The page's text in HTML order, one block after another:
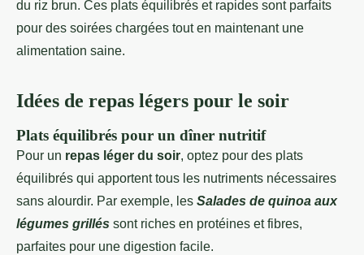
du riz brun. Ces plats équilibrés et rapides sont parfaits
pour des soirées chargées tout en maintenant une
alimentation saine.
Idées de repas légers pour le soir
Plats équilibrés pour un dîner nutritif
Pour un repas léger du soir, optez pour des plats
équilibrés qui apportent tous les nutriments nécessaires
sans alourdir. Par exemple, les Salades de quinoa aux
légumes grillés sont riches en protéines et fibres,
parfaites pour une digestion facile.